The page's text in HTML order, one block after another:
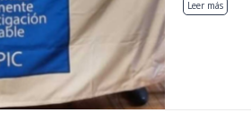
Leer más